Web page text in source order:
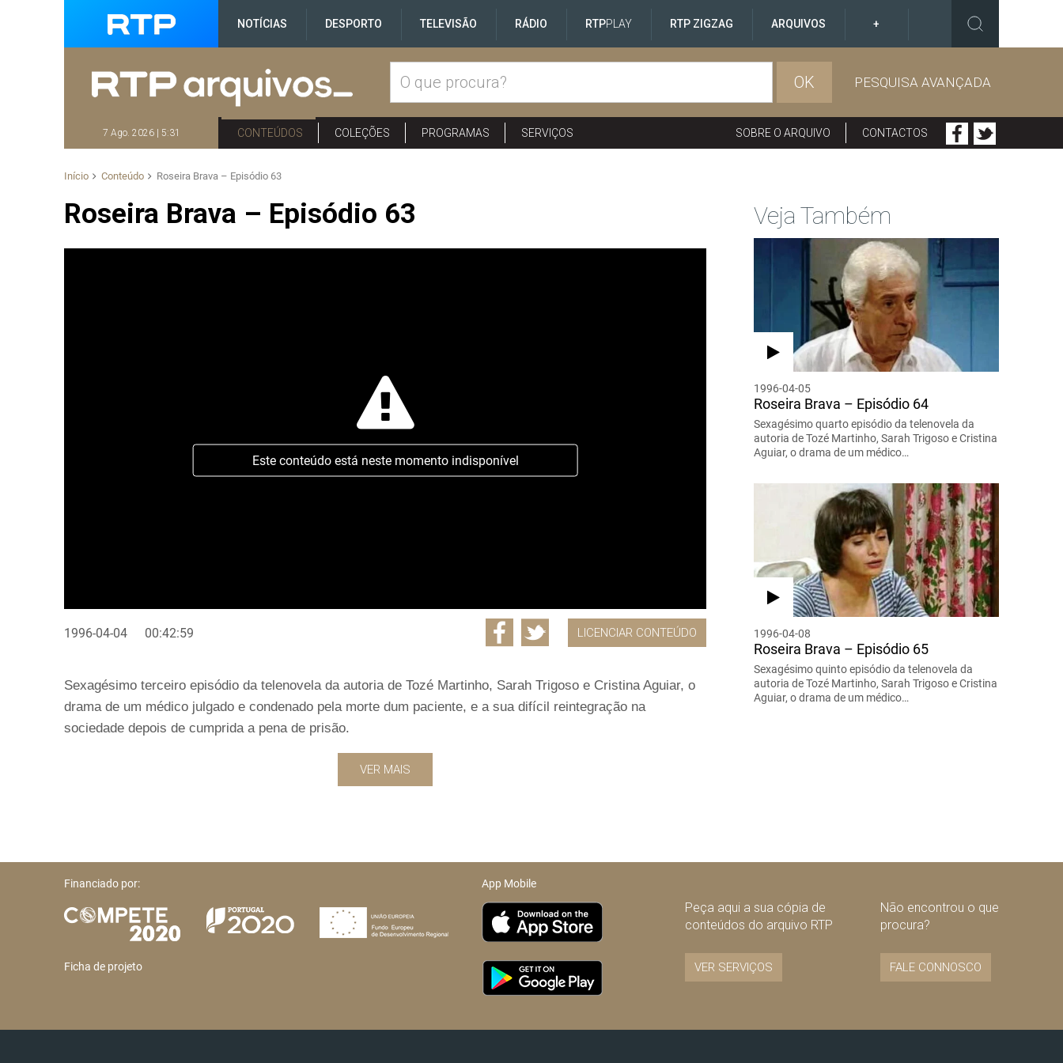
NOTÍCIAS DESPORTO TELEVISÃO RÁDIO RTPPLAY RTP ZIGZAG ARQUIVOS +
OK PESQUISA AVANÇADA
7 Ago. 2026 | 5:31 CONTEÚDOS COLEÇÕES PROGRAMAS SERVIÇOS SOBRE O ARQUIVO CONTACTOS
Início Conteúdo Roseira Brava – Episódio 63
Roseira Brava – Episódio 63
Este conteúdo está neste momento indisponível
1996-04-04 00:42:59 LICENCIAR CONTEÚDO
Sexagésimo terceiro episódio da telenovela da autoria de Tozé Martinho, Sarah Trigoso e Cristina Aguiar, o
drama de um médico julgado e condenado pela morte dum paciente, e a sua difícil reintegração na
sociedade depois de cumprida a pena de prisão.
VER MAIS
Veja Também
1996-04-05
Roseira Brava – Episódio 64
Sexagésimo quarto episódio da telenovela da
autoria de Tozé Martinho, Sarah Trigoso e Cristina
Aguiar, o drama de um médico…
1996-04-08
Roseira Brava – Episódio 65
Sexagésimo quinto episódio da telenovela da
autoria de Tozé Martinho, Sarah Trigoso e Cristina
Aguiar, o drama de um médico…
Financiado por:
Ficha de projeto
App Mobile
Peça aqui a sua cópia de
conteúdos do arquivo RTP
VER SERVIÇOS
Não encontrou o que
procura?
FALE CONNOSCO